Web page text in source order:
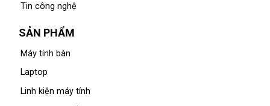
Tin công nghệ
SẢN PHẨM
Máy tính bàn
Laptop
Linh kiện máy tính